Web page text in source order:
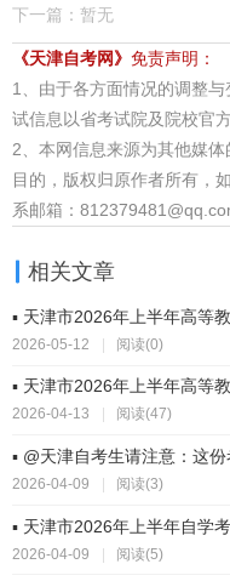
下一篇：暂无
《天津自考网》 免责声明：
1、由于各方面情况的调整
试信息以省考试院及院校官
2、本网信息来源为其他媒
目的，版权归原作者所有，
系邮箱：
相关文章
▪ 天津市2026年上半年高等
2026-05-12 | 阅读(0)
▪ 天津市2026年上半年高等
2026-04-13 阅读(47)
2026-04-09 阅读(3)
▪ 天津市2026年上半年自学
2026-04-09 | 阅读(5)